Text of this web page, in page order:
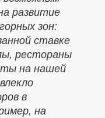
развитие
зон:
ставке
рестораны
на нашей
в
на